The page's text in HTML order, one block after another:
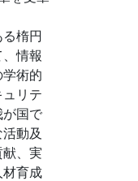
楕円
情報
術的
リテ
が国で
動及
、実
育成